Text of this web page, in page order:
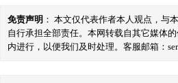
免责声明 ： 本文仅代表作者本人观点，与
自行承担全部责任。本网转载自其它媒体
内进行，以便我们及时处理。客服邮箱：